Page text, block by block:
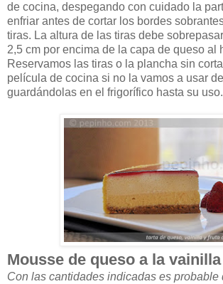
de cocina, despegando con cuidado la
enfriar antes de cortar los bordes
tiras. La altura de las tiras debe
2,5 cm por encima de la capa de queso al
Reservamos las tiras o la plancha sin
película de cocina si no la vamos a usar
guardándolas en el frigorífico hasta su uso.
Mousse de queso a la vainilla
Con las cantidades indicadas es probable